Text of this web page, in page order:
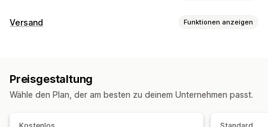
Zustellungsoptionen
Versandetiketten Benutzerdefinierte Nachrichten
Kontaktlos
Versand Funktionen anzeigen
Lieferscheine Scannen per Barcode
Lieferdatum Bestellsynchronisierung
Preisgestaltung
Wähle den Plan, der am besten zu deinem Unternehmen passt.